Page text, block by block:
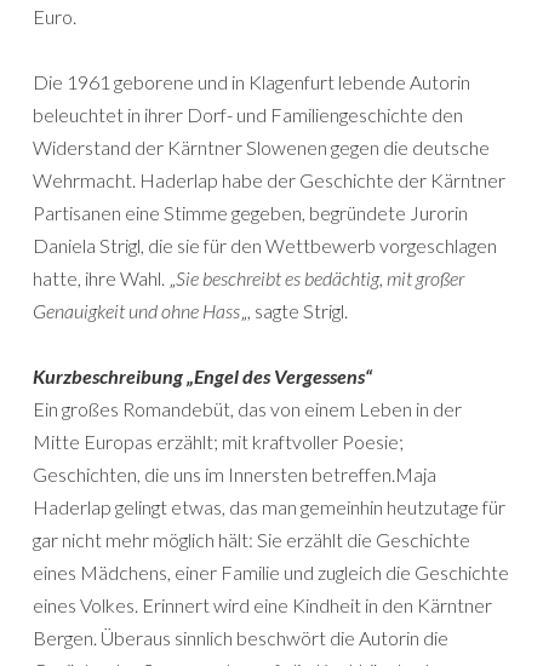
Euro.
Die 1961 geborene und in Klagenfurt lebende Autorin
beleuchtet in ihrer Dorf- und Familiengeschichte den
Widerstand der Kärntner Slowenen gegen die deutsche
Wehrmacht. Haderlap habe der Geschichte der Kärntner
Partisanen eine Stimme gegeben, begründete Jurorin
Daniela Strigl, die sie für den Wettbewerb vorgeschlagen
hatte, ihre Wahl. „Sie beschreibt es bedächtig, mit großer
Genauigkeit und ohne Hass„, sagte Strigl.
Kurzbeschreibung „Engel des Vergessens“
Ein großes Romandebüt, das von einem Leben in der
Mitte Europas erzählt; mit kraftvoller Poesie;
Geschichten, die uns im Innersten betreffen.Maja
Haderlap gelingt etwas, das man gemeinhin heutzutage für
gar nicht mehr möglich hält: Sie erzählt die Geschichte
eines Mädchens, einer Familie und zugleich die Geschichte
eines Volkes. Erinnert wird eine Kindheit in den Kärntner
Bergen. Überaus sinnlich beschwört die Autorin die